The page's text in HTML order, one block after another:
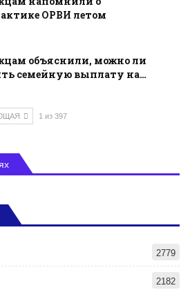
ОРВИ летом
объяснили, можно ли
семейную выплату на…
1 из 397
2779
2182